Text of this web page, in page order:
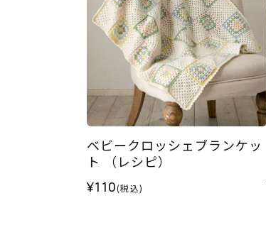
ベビークロッシェブランケッ
ト （レシピ）
¥110(税込)